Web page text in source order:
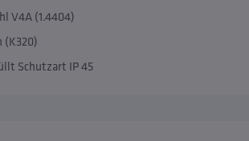
V4A (1.4404)
(K320)
Schutzart IP 45